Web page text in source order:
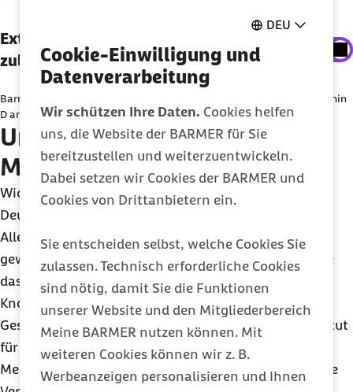
DEU
Cookie-Einwilligung und
Datenverarbeitung
Wir schützen Ihre Daten. Cookies helfen
uns, die Website der BARMER für Sie
bereitzustellen und weiterzuentwickeln.
Dabei setzen wir Cookies der BARMER und
Cookies von Drittanbietern ein.
Sie entscheiden selbst, welche Cookies Sie
zulassen. Technisch erforderliche Cookies
sind nötig, damit Sie die Funktionen
unserer Website und den Mitgliederbereich
Meine BARMER nutzen können. Mit
weiteren Cookies können wir z. B.
Werbeanzeigen personalisieren und Ihnen
Externe Inhalte der Youtube-Plattform
anzeigen
Sie können an dieser Stelle einstellen, alle externe
Inhalte auf der Website anzeigen zu lassen.
Ich bin damit einverstanden, dass personenbezogene
Daten an Drittplattform übermittelt werden. Mehr dazu
in unsererDatenschutzerklärung.
Externe Inhalte der Youtube-Plattform
zulassen
Barmer Doc Sebastian erklärt, worauf es bei der Einnahme von Vitamin
D ankommt.
Ursachen eines Vitamin-D-
Mangels
Wichtig ist: Bei der Mehrheit der Bevölkerung in
Deutschland liegt kein Vitamin-D-Mangel vor.
Allerdings erreichen die meisten Menschen den
gewünschten Spiegel von 50 nmol/l nicht, sodass sie
das „präventive Potenzial von Vitamin D für ihre
Knochengesundheit nicht nutzen“, so die Deutsche
Gesellschaft für Ernährung e. V. und das Bundesinstitut
für Risikobewertung. Das heißt, dass die meisten
Menschen zwar keinen Vitamin-D-Mangel haben, die